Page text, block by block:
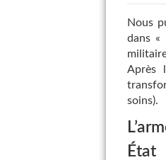
Nous
dans «
Après
soins).
État